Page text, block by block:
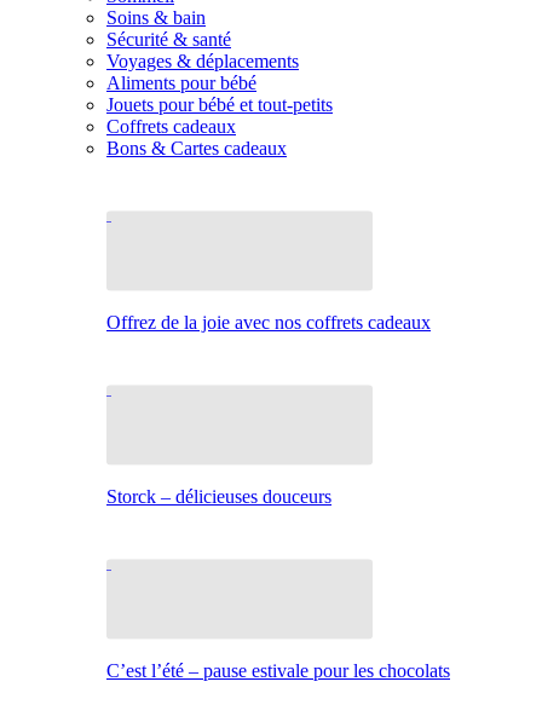
Soins & bain
Sécurité & santé
Voyages & déplacements
Aliments pour bébé
Jouets pour bébé et tout-petits
Coffrets cadeaux
Bons & Cartes cadeaux
Offrez de la joie avec nos coffrets cadeaux
Storck – délicieuses douceurs
C’est l’été – pause estivale pour les chocolats